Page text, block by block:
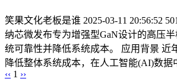
笑果文化老板是谁 2025-03-11 20:56:52 501
纳芯微发布专为增强型GaN设计的高压
统可靠性并降低系统成本。 应用背景 近
降低整体系统成本，在人工智能(AI)数
‹‹ 1 ››